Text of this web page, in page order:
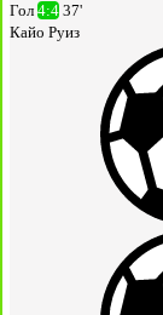
Гол 4:4 37'
Кайо Руиз